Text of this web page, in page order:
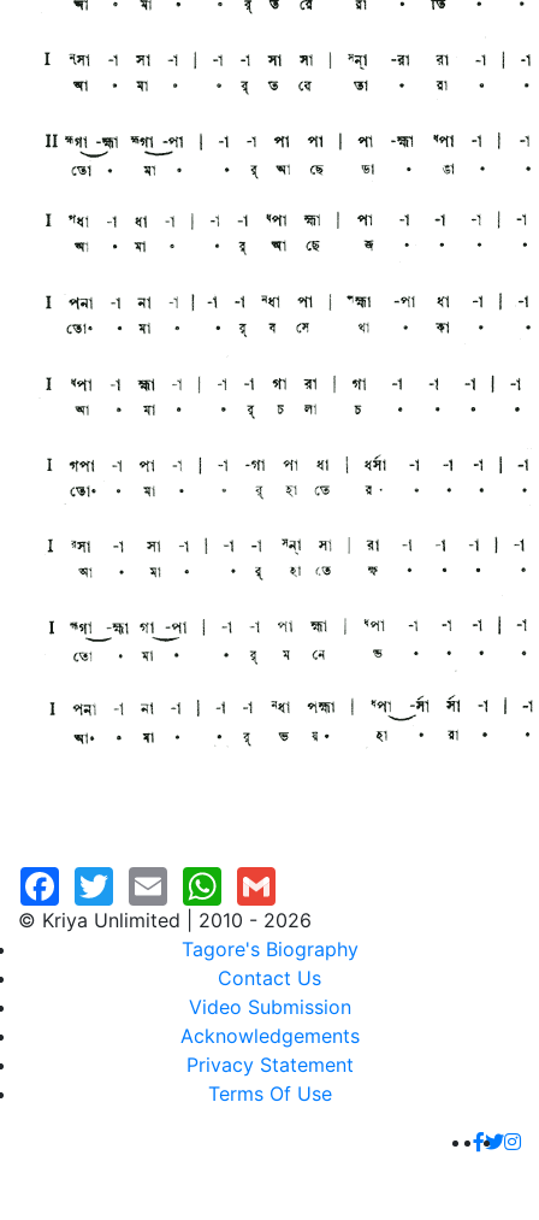
© Kriya Unlimited | 2010 - 2026
Tagore's Biography
Contact Us
Video Submission
Acknowledgements
Privacy Statement
Terms Of Use